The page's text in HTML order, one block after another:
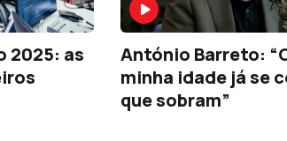
2025: as
António Barreto:
minha idade já se
que sobram”